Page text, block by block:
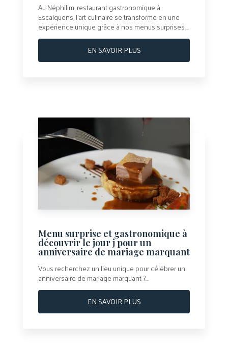
Au Néphilim, restaurant gastronomique à
Escalquens, l’art culinaire se transforme en une
expérience unique grâce à nos menus surprises....
EN SAVOIR PLUS
Menu surprise et gastronomique à
découvrir le jour j pour un
anniversaire de mariage marquant
Vous recherchez un lieu unique pour célébrer un
anniversaire de mariage marquant ?...
EN SAVOIR PLUS